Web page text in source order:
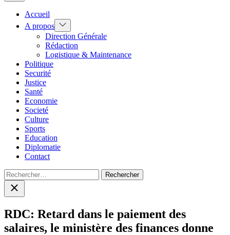
Accueil
A propos Show
sub
menu
Direction Générale
Rédaction
Logistique & Maintenance
Politique
Securité
Justice
Santé
Economie
Societé
Culture
Sports
Education
Diplomatie
Contact
Rechercher :
Close
search
RDC: Retard dans le paiement des
salaires, le ministère des finances donne